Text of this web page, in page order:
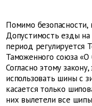
Помимо
Допустимость езды
период регулируется
Таможенного союза «О
Согласно этому
использовать шины с
касается только
них вылетели все